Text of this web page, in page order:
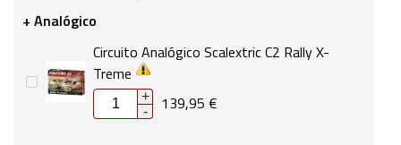
+ Analógico
Circuito Analógico Scalextric C2 Rally X-
Treme
+
-
139,95 €